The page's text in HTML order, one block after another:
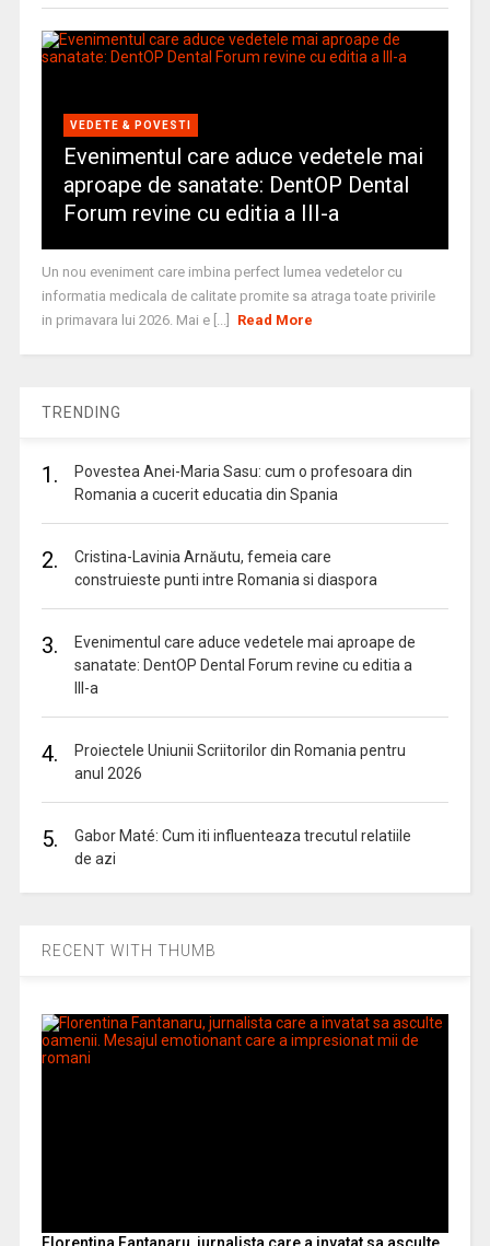
VEDETE & POVESTI
Evenimentul care aduce vedetele mai
aproape de sanatate: DentOP Dental
Forum revine cu editia a III-a
Un nou eveniment care imbina perfect lumea vedetelor cu
informatia medicala de calitate promite sa atraga toate privirile
in primavara lui 2026. Mai e [...]
Read More
TRENDING
1.
Povestea Anei-Maria Sasu: cum o profesoara din
Romania a cucerit educatia din Spania
2.
Cristina-Lavinia Arnăutu, femeia care
construieste punti intre Romania si diaspora
3.
Evenimentul care aduce vedetele mai aproape de
sanatate: DentOP Dental Forum revine cu editia a
III-a
4.
Proiectele Uniunii Scriitorilor din Romania pentru
anul 2026
5.
Gabor Maté: Cum iti influenteaza trecutul relatiile
de azi
RECENT WITH THUMB